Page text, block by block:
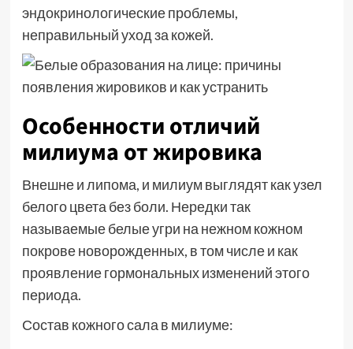
эндокринологические проблемы,
неправильный уход за кожей.
Особенности отличий
милиума от жировика
Внешне и липома, и милиум выглядят как узел
белого цвета без боли. Нередки так
называемые белые угри на нежном кожном
покрове новорожденных, в том числе и как
проявление гормональных изменений этого
периода.
Состав кожного сала в милиуме: